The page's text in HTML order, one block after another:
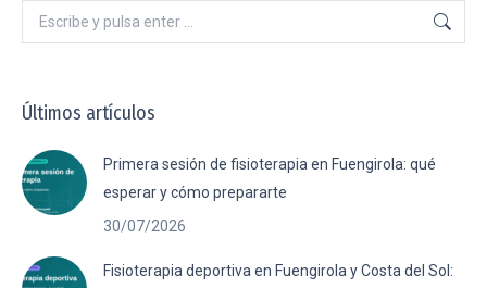
Buscar:
Últimos artículos
Primera sesión de fisioterapia en Fuengirola: qué
esperar y cómo prepararte
30/07/2026
Fisioterapia deportiva en Fuengirola y Costa del Sol: